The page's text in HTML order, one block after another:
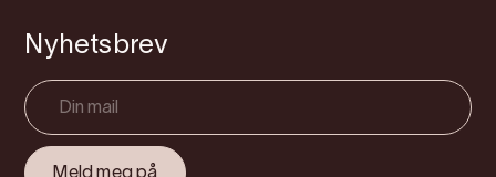
Nyhetsbrev